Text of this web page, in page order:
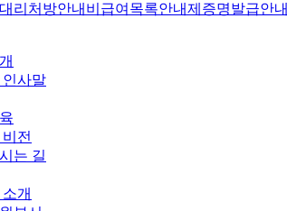
대리처방안내 비급여목록안내제증명발급안내
인사말
전
는 길
개